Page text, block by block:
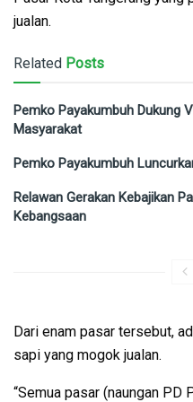
jualan.
Related Posts
Pemko Payakumbuh Dukung
Masyarakat
Pemko Payakumbuh
Relawan Gerakan Kebajikan
Kebangsaan
Dari enam pasar tersebut,
sapi yang mogok jualan.
“Semua pasar (naungan PD